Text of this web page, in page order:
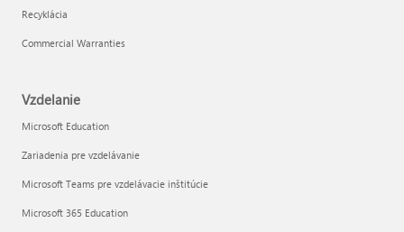
Recyklácia
Commercial Warranties
Vzdelanie
Microsoft Education
Zariadenia pre vzdelávanie
Microsoft Teams pre vzdelávacie inštitúcie
Microsoft 365 Education